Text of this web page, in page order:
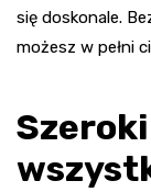
się doskonale.
możesz w pełni